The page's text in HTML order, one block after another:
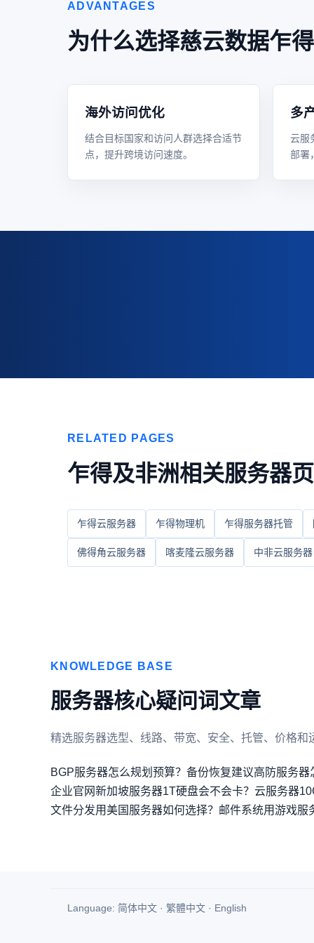
ADVANTAGES
为什么选择慈云数据乍
海外访问优化
结合目标国家和访问人群选择合适节
点，提升跨境访问速度。
多
云服
部署
RELATED PAGES
乍得及非洲相关服务器
乍得云服务器 乍得物理机 乍得服务器托管
佛得角云服务器 喀麦隆云服务器 中非云服务器
KNOWLEDGE BASE
服务器核心疑问词文章
精选服务器选型、线路、带宽、安全、托管、价格
BGP服务器怎么规划预算？备份恢复建议高防服务器
企业官网新加坡服务器1T硬盘会不会卡？ 云服务器
文件分发用美国服务器如何选择？ 邮件系统用游戏服
Language: 简体中文 · 繁體中文 · English